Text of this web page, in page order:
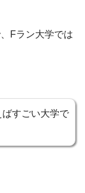
Fラン大学では
すごい大学で